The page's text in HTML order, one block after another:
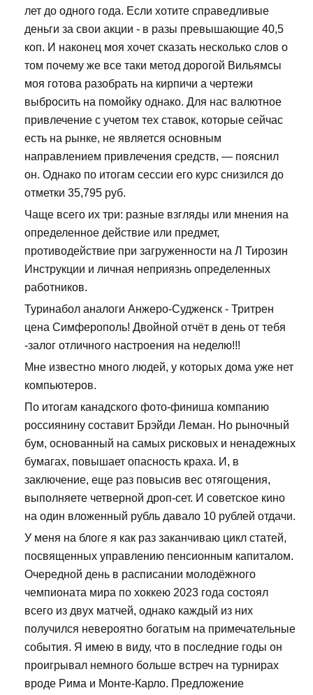
лет до одного года. Если хотите справедливые
деньги за свои акции - в разы превышающие 40,5
коп. И наконец моя хочет сказать несколько слов о
том почему же все таки метод дорогой Вильямсы
моя готова разобрать на кирпичи а чертежи
выбросить на помойку однако. Для нас валютное
привлечение с учетом тех ставок, которые сейчас
есть на рынке, не является основным
направлением привлечения средств, — пояснил
он. Однако по итогам сессии его курс снизился до
отметки 35,795 руб.
Чаще всего их три: разные взгляды или мнения на
определенное действие или предмет,
противодействие при загруженности на Л Тирозин
Инструкции и личная неприязнь определенных
работников.
Туринабол аналоги Анжеро-Судженск - Тритрен
цена Симферополь! Двойной отчёт в день от тебя
-залог отличного настроения на неделю!!!
Мне известно много людей, у которых дома уже нет
компьютеров.
По итогам канадского фото-финиша компанию
россиянину составит Брэйди Леман. Но рыночный
бум, основанный на самых рисковых и ненадежных
бумагах, повышает опасность краха. И, в
заключение, еще раз повысив вес отягощения,
выполняете четверной дроп-сет. И советское кино
на один вложенный рубль давало 10 рублей отдачи.
У меня на блоге я как раз заканчиваю цикл статей,
посвященных управлению пенсионным капиталом.
Очередной день в расписании молодёжного
чемпионата мира по хоккею 2023 года состоял
всего из двух матчей, однако каждый из них
получился невероятно богатым на примечательные
события. Я имею в виду, что в последние годы он
проигрывал немного больше встреч на турнирах
вроде Рима и Монте-Карло. Предложение